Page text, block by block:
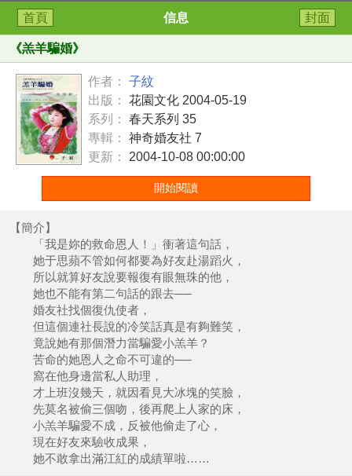
首頁 信息 封面
《羔羊騙婚》
作者：
子紋
出版：
花園文化 2004-05-19
系列：
春天系列 35
專輯：
神奇婚友社 7
更新：
2004-10-08 00:00:00
開始閱讀
【簡介】
「我是妳的救命恩人！」衝著這句話，
她于思蘋不管如何都要為好友赴湯蹈火，
所以就算好友說要報復有眼無珠的他，
她也不能有第二句話的跟去──
婚友社找個復仇使者，
但這個連社長說的冷笑話真是有夠難笑，
竟說她有那個潛力當騙愛小羔羊？
苦命的她恩人之命不可違的──
窩在他身邊當私人助理，
才上班沒幾天，就因看見大冰塊的笑臉，
先莫名被偷三個吻，後再爬上人家的床，
小羔羊騙愛不成，反被他偷走了心，
現在好友來驗收成果，
她不敢拿出滿江紅的成績單啦……